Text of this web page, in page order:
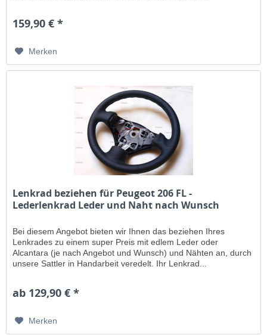
159,90 € *
Merken
Lenkrad beziehen für Peugeot 206 FL -
Lederlenkrad Leder und Naht nach Wunsch
Bei diesem Angebot bieten wir Ihnen das beziehen Ihres
Lenkrades zu einem super Preis mit edlem Leder oder
Alcantara (je nach Angebot und Wunsch) und Nähten an, durch
unsere Sattler in Handarbeit veredelt. Ihr Lenkrad...
ab 129,90 € *
Merken